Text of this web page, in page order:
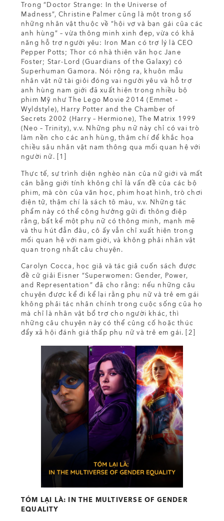
Trong “Doctor Strange: In the Universe of
Madness”, Christine Palmer cũng là một trong số
những nhân vật thuộc về “hội vợ và bạn gái của các
anh hùng” – vừa thông minh xinh đẹp, vừa có khả
năng hỗ trợ người yêu: Iron Man có trợ lý là CEO
Pepper Potts; Thor có nhà thiên văn học Jane
Foster; Star-Lord (Guardians of the Galaxy) có
Superhuman Gamora. Nói rộng ra, khuôn mẫu
nhân vật nữ tài giỏi đóng vai người yêu và hỗ trợ
anh hùng nam giới đã xuất hiện trong nhiều bộ
phim Mỹ như The Lego Movie 2014 (Emmet –
Wyldstyle), Harry Potter and the Chamber of
Secrets 2002 (Harry – Hermione), The Matrix 1999
(Neo – Trinity), v.v. Những phụ nữ này chỉ có vai trò
làm nền cho các anh hùng, thậm chí để khắc họa
chiều sâu nhân vật nam thông qua mối quan hệ với
người nữ. [1]
Thực tế, sự trình diện nghèo nàn của nữ giới và mất
cân bằng giới tính không chỉ là vấn đề của các bộ
phim, mà còn của văn học, phim hoạt hình, trò chơi
điện tử, thậm chí là sách tô màu, v.v. Những tác
phẩm này có thể cộng hưởng gửi đi thông điệp
rằng, bất kể một phụ nữ có thông minh, mạnh mẽ
và thu hút đẫn đâu, cô ấy vẫn chỉ xuất hiện trong
mối quan hệ với nam giới, và không phải nhân vật
quan trọng nhất câu chuyện.
Carolyn Cocca, học giả và tác giả cuốn sách được
đề cử giải Eisner “Superwomen: Gender, Power,
and Representation” đã cho rằng: nếu những câu
chuyện được kể đi kể lại rằng phụ nữ và trẻ em gái
không phải tác nhân chính trong cuộc sống của họ
mà chỉ là nhân vật bổ trợ cho người khác, thì
những câu chuyện này có thể củng cố hoặc thúc
đẩy xã hội đánh giá thấp phụ nữ và trẻ em gái. [2]
TÓM LẠI LÀ: IN THE MULTIVERSE OF GENDER
EQUALITY